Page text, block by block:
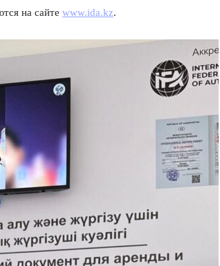
на сайте www.ida.kz.